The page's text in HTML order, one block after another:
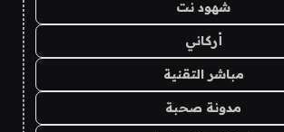
شهود نت
أركاني
مباشر التقنية
مدونة صحبة